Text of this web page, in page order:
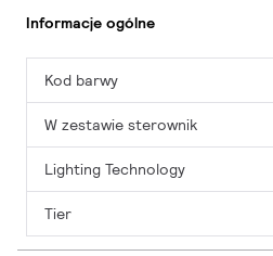
Informacje ogólne
Kod barwy
W zestawie sterownik
Lighting Technology
Tier